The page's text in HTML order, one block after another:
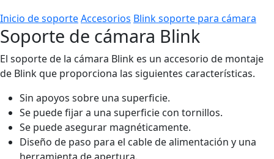
Inicio de soporteAccesorios Blink soporte para cámara
Soporte de cámara Blink
El soporte de la cámara Blink es un accesorio de montaje
de Blink que proporciona las siguientes características.
Sin apoyos sobre una superficie.
Se puede fijar a una superficie con tornillos.
Se puede asegurar magnéticamente.
Diseño de paso para el cable de alimentación y una